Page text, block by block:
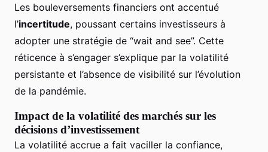
Les bouleversements financiers ont accentué
l’incertitude, poussant certains investisseurs à
adopter une stratégie de “wait and see”. Cette
réticence à s’engager s’explique par la volatilité
persistante et l’absence de visibilité sur l’évolution
de la pandémie.
Impact de la volatilité des marchés sur les
décisions d’investissement
La volatilité accrue a fait vaciller la confiance,